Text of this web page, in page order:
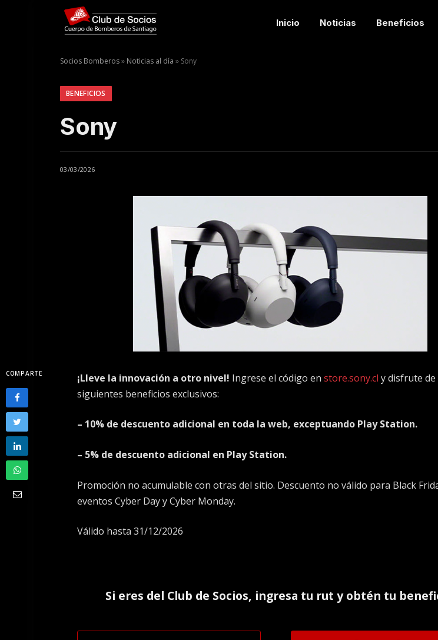
Inicio Noticias Beneficios
Socios Bomberos» Noticias al día » Sony
BENEFICIOS
Sony
03/03/2026
COMPARTE ¡Lleve la innovación a otro nivel! Ingrese el código enstore.sony.cl y disfrute de
siguientes beneficios exclusivos:
– 10% de descuento adicional en toda la web, exceptuando Play Station.
– 5% de descuento adicional en Play Station.
Promoción no acumulable con otras del sitio. Descuento no válido para Black
eventos Cyber Day y Cyber Monday.
Válido hasta 31/12/2026
Si eres del Club de Socios, ingresa tu rut y obtén tu